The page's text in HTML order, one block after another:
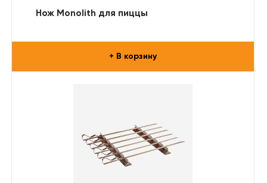
Нож Monolith для пиццы
+ В корзину